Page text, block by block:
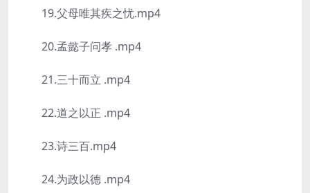
19.父母唯其疾之忧.mp4
20.孟懿子问孝 .mp4
21.三十而立 .mp4
22.道之以正 .mp4
23.诗三百.mp4
24.为政以德 .mp4